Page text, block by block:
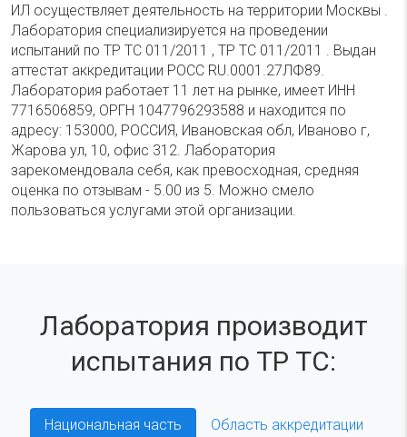
ИЛ осуществляет деятельность на территории Москвы .
Лаборатория специализируется на проведении
испытаний по ТР ТС 011/2011 , ТР ТС 011/2011 . Выдан
аттестат аккредитации РОСС RU.0001.27ЛФ89.
Лаборатория работает 11 лет на рынке, имеет ИНН
7716506859, ОРГН 1047796293588 и находится по
адресу: 153000, РОССИЯ, Ивановская обл, Иваново г,
Жарова ул, 10, офис 312. Лаборатория
зарекомендовала себя, как превосходная, средняя
оценка по отзывам - 5.00 из 5. Можно смело
пользоваться услугами этой организации.
Лаборатория производит
испытания по ТР ТС:
Национальная часть Область аккредитации